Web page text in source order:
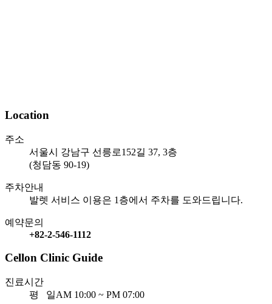
Location
주소
서울시 강남구 선릉로152길 37, 3층
(청담동 90-19)
주차안내
발렛 서비스 이용은 1층에서 주차를 도와드립니다.
예약문의
+82-2-546-1112
Cellon Clinic Guide
진료시간
평 일AM 10:00 ~ PM 07:00